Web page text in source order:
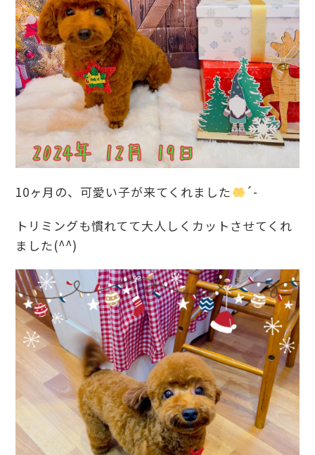
10ヶ月の、可愛い子が来てくれました
´-
トリミングも慣れてて大人しくカットさせてくれ
ました(^^)